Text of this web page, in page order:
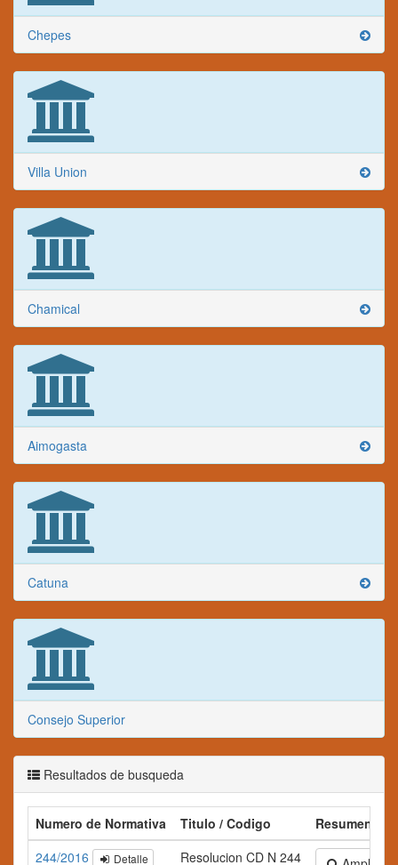
Chepes
Villa Union
Chamical
Aimogasta
Catuna
Consejo Superior
Resultados de busqueda
Numero de Normativa Titulo / Codigo
Resumen
244/2016
Detalle Resolucion CD N 244